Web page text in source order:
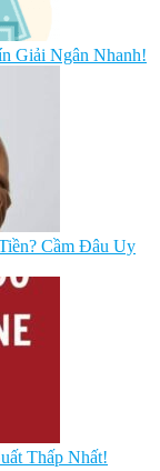
Giải Ngân Nhanh!
Cầm Đâu Uy
Thấp Nhất!